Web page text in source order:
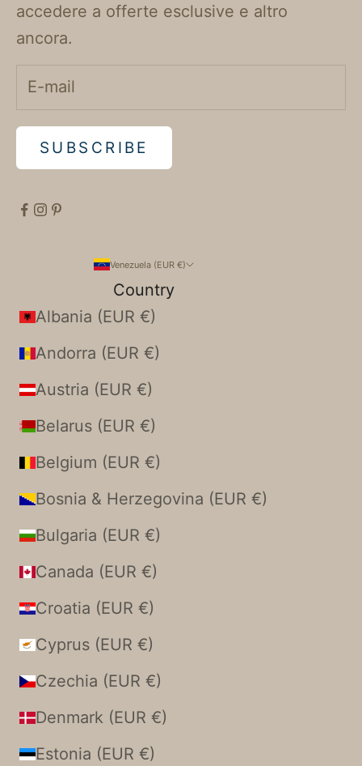
accedere a offerte esclusive e altro
ancora.
SUBSCRIBE
Venezuela (EUR €)
Country
Albania (EUR €)
Andorra (EUR €)
Austria (EUR €)
Belarus (EUR €)
Belgium (EUR €)
Bosnia & Herzegovina (EUR €)
Bulgaria (EUR €)
Canada (EUR €)
Croatia (EUR €)
Cyprus (EUR €)
Czechia (EUR €)
Denmark (EUR €)
Estonia (EUR €)